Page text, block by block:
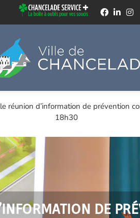
réunion d’information de prévention
18h30
DE